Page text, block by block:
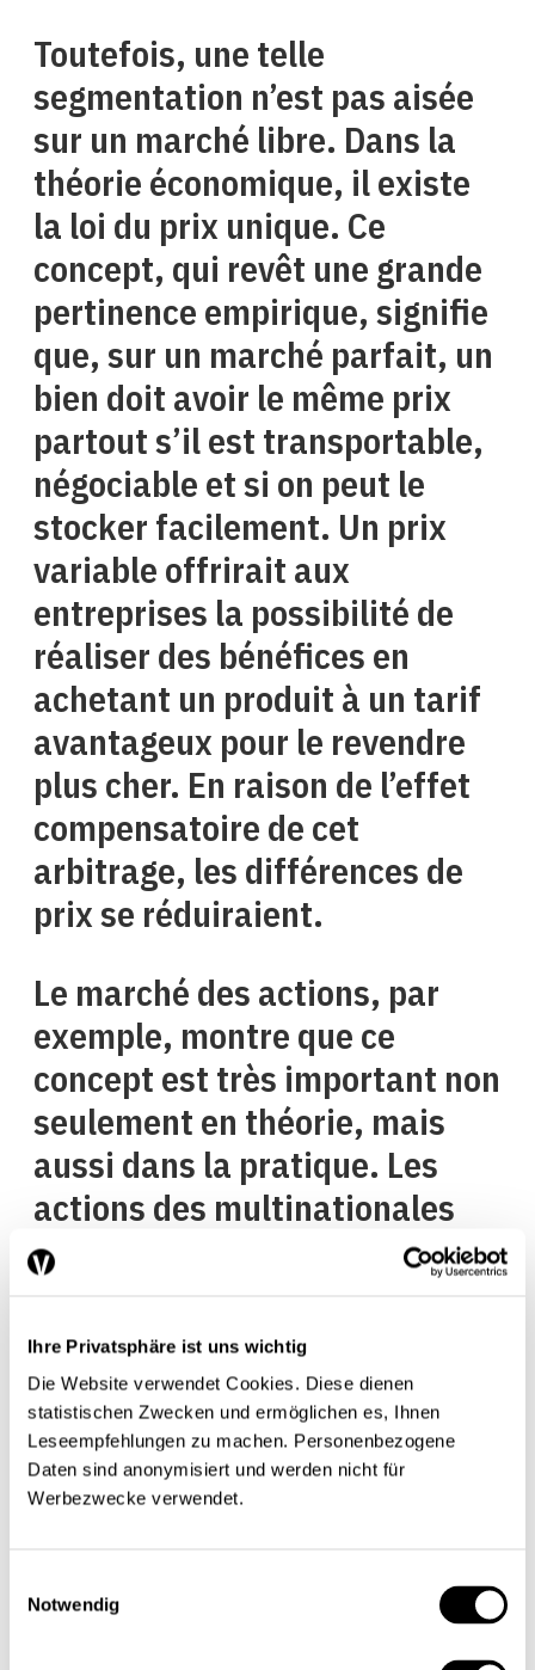
Ihre Privatsphäre ist uns wichtig
Die Website verwendet Cookies. Diese dienen
statistischen Zwecken und ermöglichen es, Ihnen
Leseempfehlungen zu machen. Personenbezogene
Daten sind anonymisiert und werden nicht für
Werbezwecke verwendet.
Notwendig
Toutefois, une telle
segmentation n’est pas aisée
sur un marché libre. Dans la
théorie économique, il existe
la loi du prix unique. Ce
concept, qui revêt une grande
pertinence empirique, signifie
que, sur un marché parfait, un
bien doit avoir le même prix
partout s’il est transportable,
négociable et si on peut le
stocker facilement. Un prix
variable offrirait aux
entreprises la possibilité de
réaliser des bénéfices en
achetant un produit à un tarif
avantageux pour le revendre
plus cher. En raison de l’effet
compensatoire de cet
arbitrage, les différences de
prix se réduiraient.
Le marché des actions, par
exemple, montre que ce
concept est très important non
seulement en théorie, mais
aussi dans la pratique. Les
actions des multinationales
sont négociées dans
différentes Bourses à travers
le monde. L’arbitrage permet
d’assurer que leur prix soit le
même pratiquement partout.
L’efficacité des